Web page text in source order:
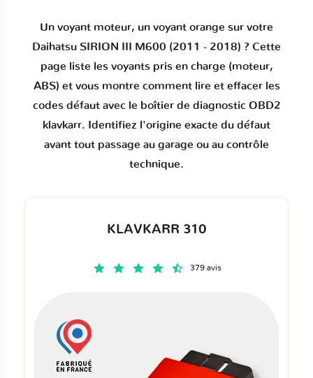
Un voyant moteur, un voyant orange sur votre
Daihatsu SIRION III M600 (2011 - 2018) ? Cette
page liste les voyants pris en charge (moteur,
ABS) et vous montre comment lire et effacer les
codes défautavec le boîtier de diagnostic OBD2
klavkarr. Identifiez l'origine exacte du défaut
avant tout passage au garage ou au contrôle
technique.
KLAVKARR 310
379 avis